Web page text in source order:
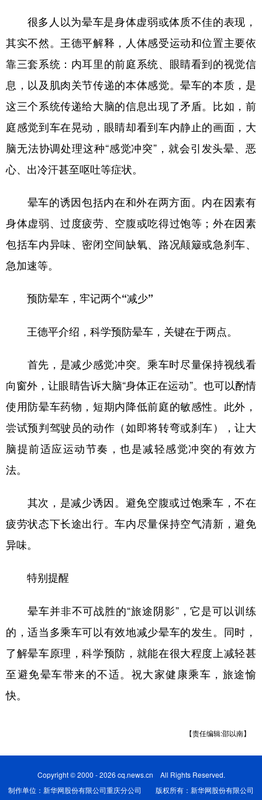
很多人以为晕车是身体虚弱或体质不佳的表现，
其实不然。王德平解释，人体感受运动和位置主要依
靠三套系统：内耳里的前庭系统、眼睛看到的视觉信
息，以及肌肉关节传递的本体感觉。晕车的本质，是
这三个系统传递给大脑的信息出现了矛盾。比如，前
庭感觉到车在晃动，眼睛却看到车内静止的画面，大
脑无法协调处理这种“感觉冲突”，就会引发头晕、恶
心、出冷汗甚至呕吐等症状。
晕车的诱因包括内在和外在两方面。内在因素有
身体虚弱、过度疲劳、空腹或吃得过饱等；外在因素
包括车内异味、密闭空间缺氧、路况颠簸或急刹车、
急加速等。
预防晕车，牢记两个“减少”
王德平介绍，科学预防晕车，关键在于两点。
首先，是减少感觉冲突。乘车时尽量保持视线看
向窗外，让眼睛告诉大脑“身体正在运动”。也可以酌情
使用防晕车药物，短期内降低前庭的敏感性。此外，
尝试预判驾驶员的动作（如即将转弯或刹车），让大
脑提前适应运动节奏，也是减轻感觉冲突的有效方
法。
其次，是减少诱因。避免空腹或过饱乘车，不在
疲劳状态下长途出行。车内尽量保持空气清新，避免
异味。
特别提醒
晕车并非不可战胜的“旅途阴影”，它是可以训练
的，适当多乘车可以有效地减少晕车的发生。同时，
了解晕车原理，科学预防，就能在很大程度上减轻甚
至避免晕车带来的不适。祝大家健康乘车，旅途愉
快。
【责任编辑:邵以南】
Copyright © 2000 - 2026 cq.news.cn All Rights Reserved.
制作单位：新华网股份有限公司重庆分公司 版权所有：新华网股份有限公司